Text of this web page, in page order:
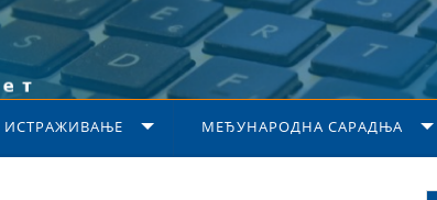
ИСТРАЖИВАЊЕ МЕЂУНАРОДНА САРАДЊА